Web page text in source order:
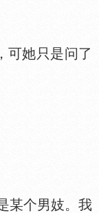
她只是问了
个男妓。我